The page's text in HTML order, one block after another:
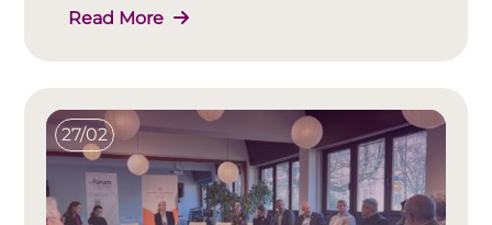
Read More
27/02